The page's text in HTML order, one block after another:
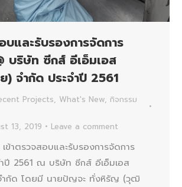
บและรับรองการจัดการ
บริษัท ซีกส์ อีเอ็มเอส
) จำกัด ประจำปี 2561
Projects, What's New, กิจกรรม
13, 2019 Leave a comment
ข้าตรวจสอบและรับรองการจัดการ
ปี 2561 ณ บริษัท ซีกส์ อีเอ็มเอส
จำกัด โดยมี นายปัญจะ ทั่งหิรัญ (วุฒิ